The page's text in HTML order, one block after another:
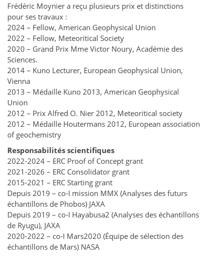
Frédéric Moynier a reçu plusieurs prix et distinctions
pour ses travaux :
2024 – Fellow, American Geophysical Union
2022 – Fellow, Meteoritical Society
2020 – Grand Prix Mme Victor Noury, Académie des
Sciences.
2014 – Kuno Lecturer, European Geophysical Union,
Vienna
2013 – Médaille Kuno 2013, American Geophysical
Union
2012 – Prix Alfred O. Nier 2012, Meteoritical society
2012 – Médaille Houtermans 2012, European association
of geochemistry
Responsabilités scientifiques
2022-2024 – ERC Proof of Concept grant
2021-2026 – ERC Consolidator grant
2015-2021 – ERC Starting grant
Depuis 2019 – co-I mission MMX (Analyses des futurs
échantillons de Phobos) JAXA
Depuis 2019 – co-I Hayabusa2 (Analyses des échantillons
de Ryugu), JAXA
2020-2022 – co-I Mars2020 (Équipe de sélection des
échantillons de Mars) NASA